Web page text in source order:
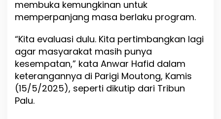
membuka kemungkinan untuk
memperpanjang masa berlaku program.
“Kita evaluasi dulu. Kita pertimbangkan lagi
agar masyarakat masih punya
kesempatan,” kata Anwar Hafid dalam
keterangannya di Parigi Moutong, Kamis
(15/5/2025), seperti dikutip dari Tribun
Palu.